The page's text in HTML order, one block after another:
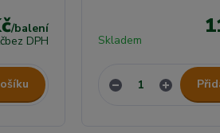
/balení
bez DPH Skladem